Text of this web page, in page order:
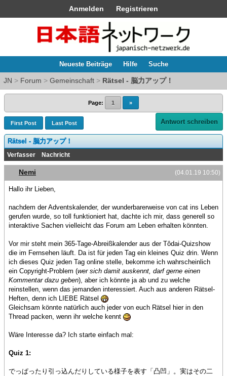
Anmelden Registrieren
Neueste Beiträge Hilfe Suche
JN > Forum > Gemeinschaft > Rätsel - 脳力アップ！
Page: 1 »
First Post Last Post Antwort schreiben
Rätsel - 脳力アップ！
Verfasser Nachricht
(04.01.19 10:50)
Nemi
Hallo ihr Lieben,
nachdem der Adventskalender, der wunderbarerweise von cat ins Leben
gerufen wurde, so toll funktioniert hat, dachte ich mir, dass generell so
interaktive Sachen vielleicht das Forum am Leben erhalten könnten.
Vor mir steht mein 365-Tage-Abreißkalender aus der Tôdai-Quizshow
die im Fernsehen läuft. Da ist für jeden Tag ein kleines Quiz drin. Wenn
ich dieses Quiz jeden Tag online stelle, bekomme ich wahrscheinlich
ein Copyright-Problem (wer sich damit auskennt, darf gerne einen
Kommentar dazu geben), aber ich könnte ja ab und zu welche
reinstellen, wenn das jemanden interessiert. Auch aus anderen Rätsel-
Heften, denn ich LIEBE Rätsel
Gleichsam könnte natürlich auch jeder von euch Rätsel hier in den
Thread packen, wenn ihr welche kennt
Wäre Interesse da? Ich starte einfach mal:
Quiz 1:
でっぱったり引っ込んだりしている様子を表す「凸凹」。実はその二